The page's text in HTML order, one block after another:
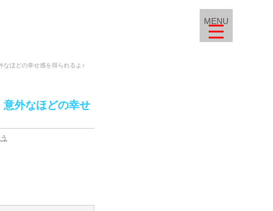
なほどの幸せ感を得られるよ♪
外なほどの幸せ
MENU